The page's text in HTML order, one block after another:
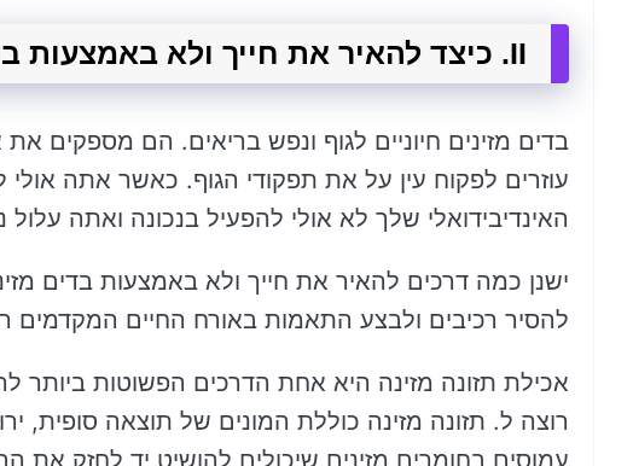
II. כיצד להאיר את חייך ולא באמצעות בדים מזינים
בדים מזינים חיוניים לגוף ונפש בריאים. הם מספקים
עוזרים לפקוח עין על את תפקודי הגוף. כאשר אתה
האינדיבידואלי שלך לא אולי להפעיל בנכונה ואתה
ישנן כמה דרכים להאיר את חייך ולא באמצעות בדים
להסיר רכיבים ולבצע התאמות באורח החיים המקדמים
אכילת תזונה מזינה היא אחת הדרכים הפשוטות
רוצה ל. תזונה מזינה כוללת המונים של תוצאה סופית,
עמוסים בחומרים מזינים שיכולים להושיט יד לחזק את